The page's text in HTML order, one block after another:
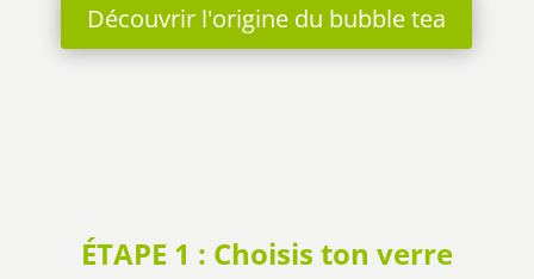
Découvrir l'origine du bubble tea
ÉTAPE 1 : Choisis ton verre